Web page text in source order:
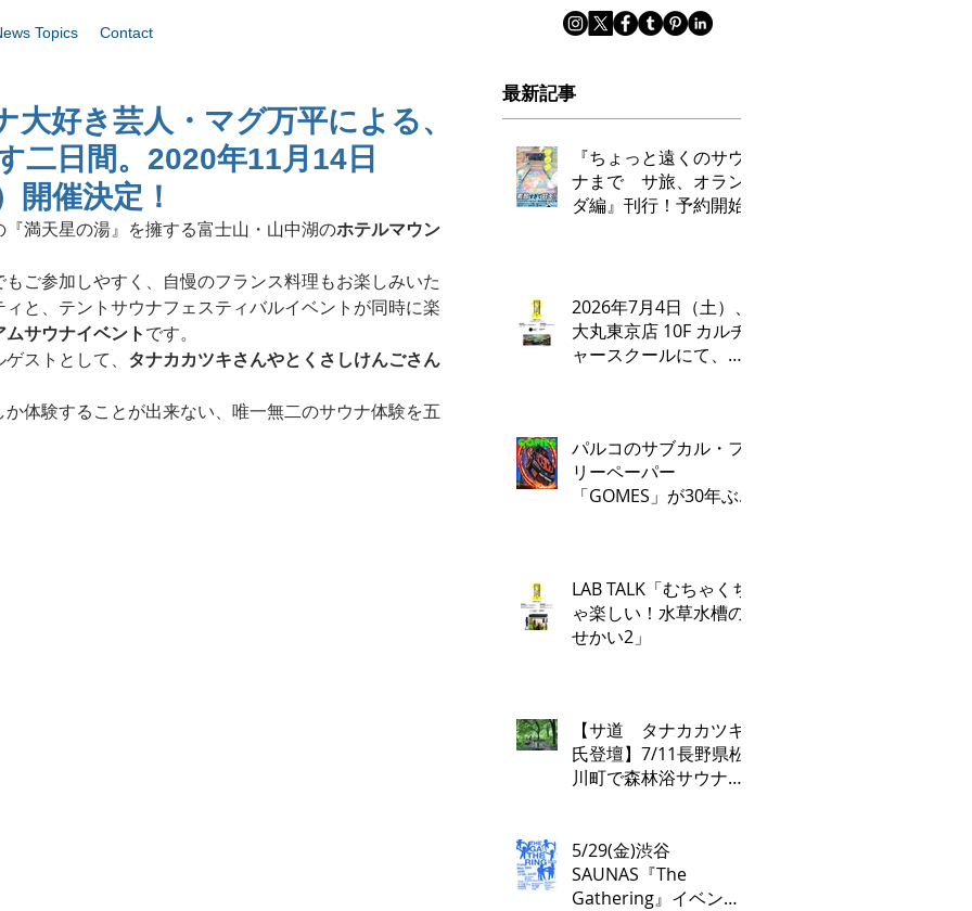
Topics Contact
大好き芸人・マグ万平による、
二日間。2020年11月14日
開催決定！
満天星の湯』を擁する富士山・山中湖のホテルマウン
ご参加しやすく、自慢のフランス料理もお楽しみいた
と、テントサウナフェスティバルイベントが同時に楽
サウナイベントです。
ストとして、 タナカカツキさんやとくさしけんごさん
体験することが出来ない、唯一無二のサウナ体験を五
最新記事
『ちょっと遠くのサウ
ナまで サ旅、オラン
ダ編』刊行！予約開始
2026年7月4日（土）、
大丸東京店 10F カルチ
ャースクールにて、タ
催いたします。
パルコのサブカル・フ
リーペーパー
「GOMES」が30年ぶ
7月17日（金）刊行​
LAB TALK「むちゃくち
ゃ楽しい！水草水槽の
せかい2」
【サ道 タナカカツキ
氏登壇】7/11長野県松
川町で森林浴サウナツ
&日帰り体験枠を限定
募集
5/29(金)渋谷
SAUNAS『The
Gathering』イベント